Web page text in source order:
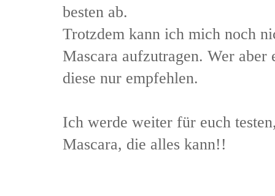
besten ab.
Trotzdem kann ich mich noch
Mascara aufzutragen. Wer
diese nur empfehlen.
Ich werde weiter für euch
Mascara, die alles kann!!